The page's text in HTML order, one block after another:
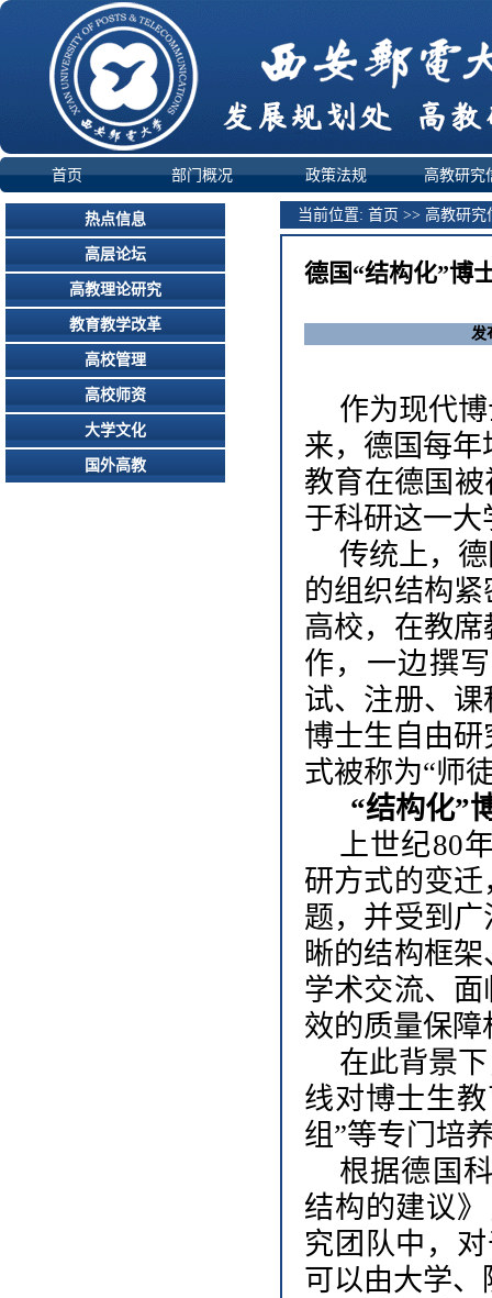
首页 部门概况 政策法规 高教研究
热点信息
高层论坛
高教理论研究
教育教学改革
高校管理
高校师资
大学文化
国外高教
当前位置: 首页 >> 高教研究
德国“结构化”博
发
作为现代
来，德国每
教育在德国
于科研这一
传统上，
的组织结构
高校，在教
作，一边撰
试、注册、
博士生自由
式被称为“师
“结构化”
上世纪80
研方式的变
题，并受到
晰的结构框
学术交流、
效的质量保
在此背景
线对博士生
组”等专门培
根据德国
结构的建议
究团队中，
可以由大学